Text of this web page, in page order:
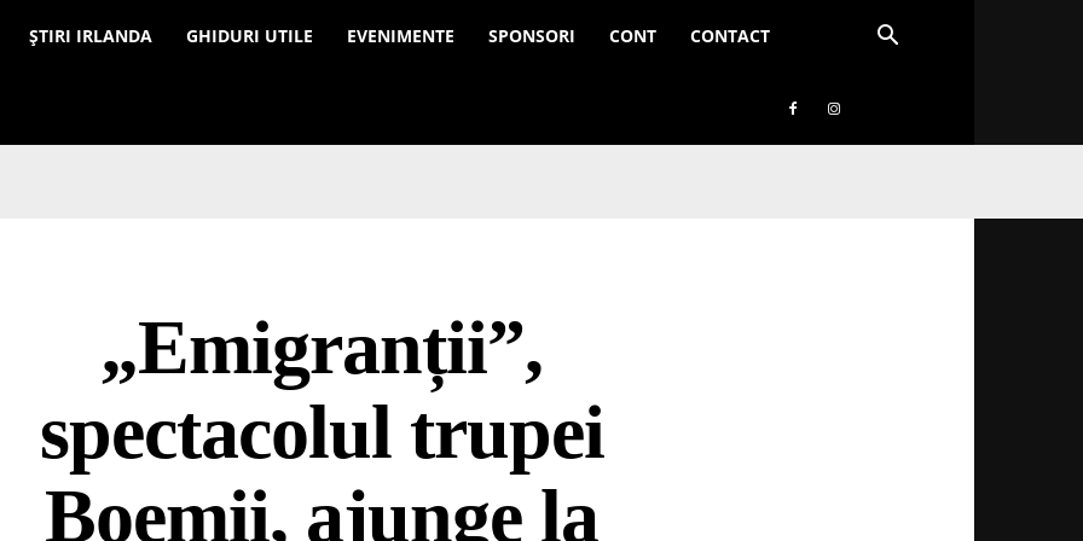
ȘTIRI IRLANDA GHIDURI UTILE EVENIMENTE SPONSORI CONT CONTACT
„Emigranții”,
spectacolul trupei
Boemii, ajunge la